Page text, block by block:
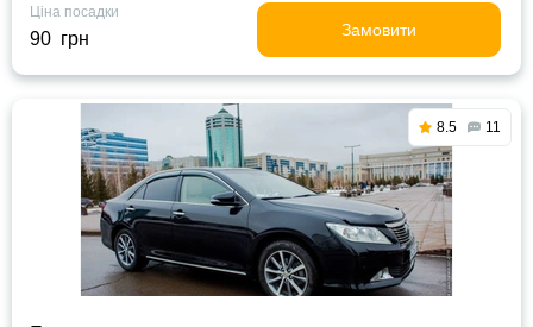
Ціна посадки
90 грн Замовити
8.5 11